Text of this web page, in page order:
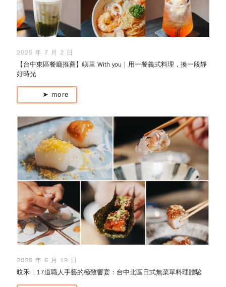
2025 年 7 月 2 日
【台中東區餐廳推薦】嶼里 With you｜用一餐義式料理，換一段靜
好時光
➤ more
2025 年 6 月 19 日
旼禾│17道職人手藝的極致饗宴：台中北區日式無菜單料理體驗